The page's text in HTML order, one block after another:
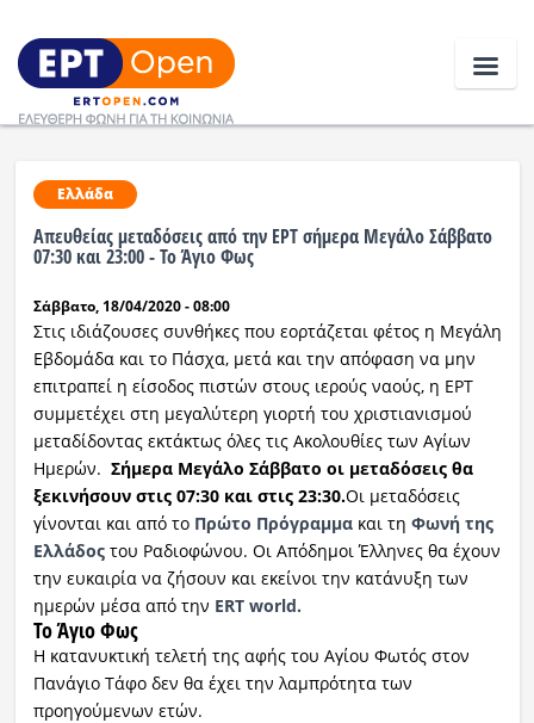
Ειδήσεις
Ελλάδα
Κοινωνία
Πολιτική
Οικονομία
Αθλητικά
Κόσμος
Ραδιόφωνο LIVE
Εκπομπές
Ελλάδα
Απευθείας μεταδόσεις από την ΕΡΤ σήμερα Μεγάλο Σάββατο
07:30 και 23:00 - Το Άγιο Φως
Σάββατο, 18/04/2020 - 08:00
Στις ιδιάζουσες συνθήκες που εορτάζεται φέτος η Μεγάλη
Εβδομάδα και το Πάσχα, μετά και την απόφαση να μην
επιτραπεί η είσοδος πιστών στους ιερούς ναούς, η ΕΡΤ
συμμετέχει στη μεγαλύτερη γιορτή του χριστιανισμού
μεταδίδοντας εκτάκτως όλες τις Ακολουθίες των Aγίων
Hμερών. Σήμερα Μεγάλο Σάββατο οι μεταδόσεις θα
ξεκινήσουν στις 07:30 και στις 23:30.Οι μεταδόσεις
γίνονται και από το Πρώτο Πρόγραμμακαι τη Φωνή της
Ελλάδοςτου Ραδιοφώνου. Οι Απόδημοι Έλληνες θα έχουν
την ευκαιρία να ζήσουν και εκείνοι την κατάνυξη των
ημερών μέσα από την ΕRT world.
Το Άγιο Φως
Η κατανυκτική τελετή της αφής του Αγίου Φωτός στον
Πανάγιο Τάφο δεν θα έχει την λαμπρότητα των
προηγούμενων ετών.